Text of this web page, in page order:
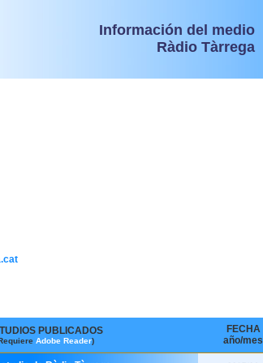
Información del medio
Ràdio Tàrrega
PUBLICADOS
Adobe Reader)
FECHA
año/mes